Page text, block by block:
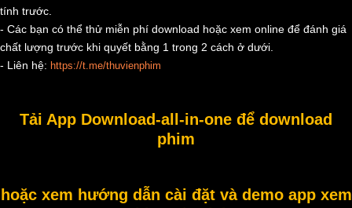
tính trước.
- Các bạn có thể thử miễn phí download hoặc xem online để đánh giá
chất lượng trước khi quyết bằng 1 trong 2 cách ở dưới.
- Liên hệ: https://t.me/thuvienphim
Tải App Download-all-in-one để download
phim
hoặc xem hướng dẫn cài đặt và demo app xem